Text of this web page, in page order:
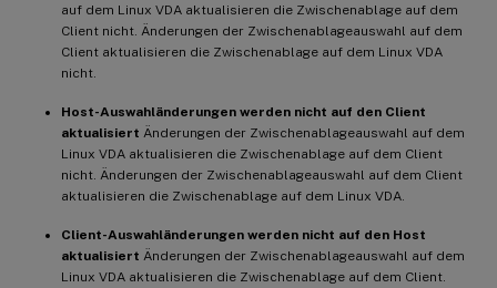
**Host-Auswahländerungen werden
Änderungen der primären Auswahl auf dem
Änderungen der primären Auswahl auf dem
**Auswahländerungen werden sowohl
Änderungen der primären Auswahl auf dem
Verwandte Einstellung**:
auf dem Linux VDA aktualisieren die Zwischenablage auf dem
Client nicht. Änderungen der Zwischenablageauswahl auf dem
Client aktualisieren die Zwischenablage auf dem Linux VDA
nicht.
Host-Auswahländerungen werden nicht auf den Client
aktualisiert Änderungen der Zwischenablageauswahl auf dem
Linux VDA aktualisieren die Zwischenablage auf dem Client
nicht. Änderungen der Zwischenablageauswahl auf dem Client
aktualisieren die Zwischenablage auf dem Linux VDA.
Client-Auswahländerungen werden nicht auf den Host
aktualisiert Änderungen der Zwischenablageauswahl auf dem
Linux VDA aktualisieren die Zwischenablage auf dem Client.